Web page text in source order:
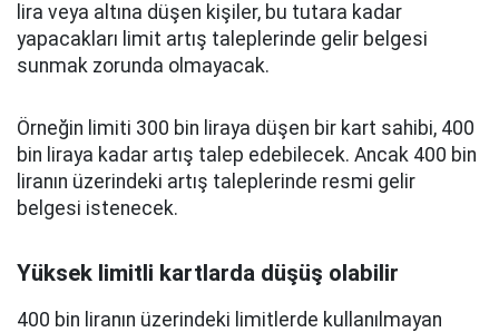
lira veya altına düşen kişiler, bu tutara kadar
yapacakları limit artış taleplerinde gelir belgesi
sunmak zorunda olmayacak.
Örneğin limiti 300 bin liraya düşen bir kart sahibi, 400
bin liraya kadar artış talep edebilecek. Ancak 400 bin
liranın üzerindeki artış taleplerinde resmi gelir
belgesi istenecek.
Yüksek limitli kartlarda düşüş olabilir
400 bin liranın üzerindeki limitlerde kullanılmayan